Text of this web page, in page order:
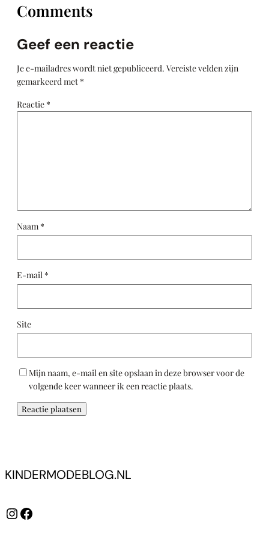
Comments
Geef een reactie
Je e-mailadres wordt niet gepubliceerd. Vereiste velden zijn
gemarkeerd met *
Reactie *
Naam *
E-mail *
Site
Mijn naam, e-mail en site opslaan in deze browser voor de
volgende keer wanneer ik een reactie plaats.
KINDERMODEBLOG.NL
InstagramFacebook